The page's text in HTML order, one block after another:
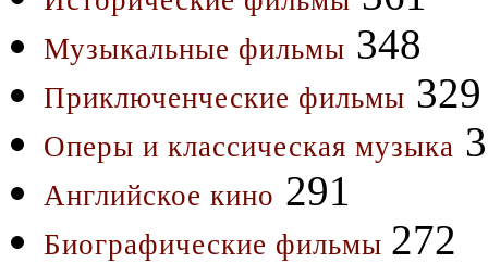
Музыкальные фильмы 348
Приключенческие фильмы 329
Оперы и классическая музыка
Английское кино 291
Биографические фильмы 272